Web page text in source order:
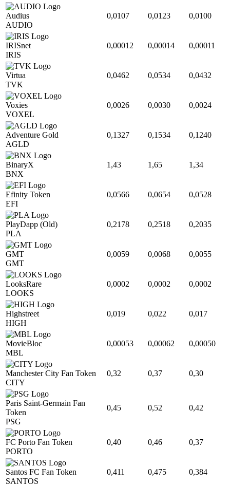
Audius
AUDIO
0,0107 0,0123 0,0100
IRISnet
IRIS
0,00012 0,00014 0,00011
Virtua
TVK
0,0462 0,0534 0,0432
Voxies
VOXEL
0,0026 0,0030 0,0024
Adventure Gold
AGLD
0,1327 0,1534 0,1240
BinaryX
BNX
1,43 1,65 1,34
Efinity Token
EFI
0,0566 0,0654 0,0528
PlayDapp (Old)
PLA
0,2178 0,2518 0,2035
GMT
GMT
0,0059 0,0068 0,0055
LooksRare
LOOKS
0,0002 0,0002 0,0002
Highstreet
HIGH
0,019 0,022 0,017
MovieBloc
MBL
0,00053 0,00062 0,00050
Manchester City Fan Token
CITY
0,32 0,37 0,30
Paris Saint-Germain Fan
Token
PSG
0,45 0,52 0,42
FC Porto Fan Token
PORTO
0,40 0,46 0,37
Santos FC Fan Token
SANTOS
0,411 0,475 0,384